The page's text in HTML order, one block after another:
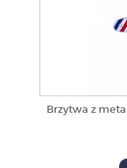
Brzytwa z